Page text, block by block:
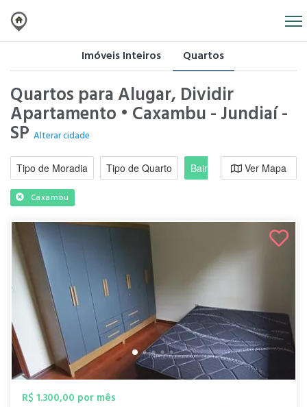
Imóveis Inteiros Quartos
Quartos para Alugar, Dividir
Apartamento • Caxambu - Jundiaí -
SP Alterar cidade
Tipo de Moradia Tipo de Quarto Bairro / RegiãoVer Mapa
Caxambu
R$ 1.300,00 por mês